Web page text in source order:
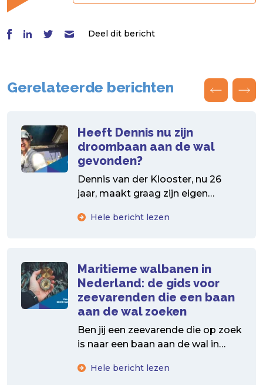
Deel dit bericht
Gerelateerde berichten
Heeft Dennis nu zijn
droombaan aan de wal
gevonden?
Dennis van der Klooster, nu 26
jaar, maakt graag zijn eigen
gaat hij dan...
Hele bericht lezen
Maritieme walbanen in
Nederland: de gids voor
zeevarenden die een baan
aan de wal zoeken
Ben jij een zeevarende die op zoek
is naar een baan aan de wal in
Hele bericht lezen